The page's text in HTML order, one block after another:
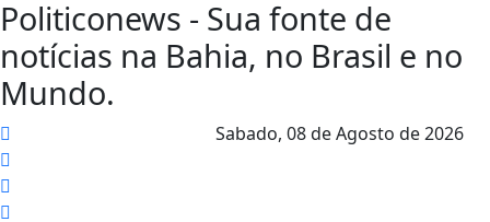
Politiconews - Sua fonte de
notícias na Bahia, no Brasil e no
Mundo.
Sabado, 08 de Agosto de 2026